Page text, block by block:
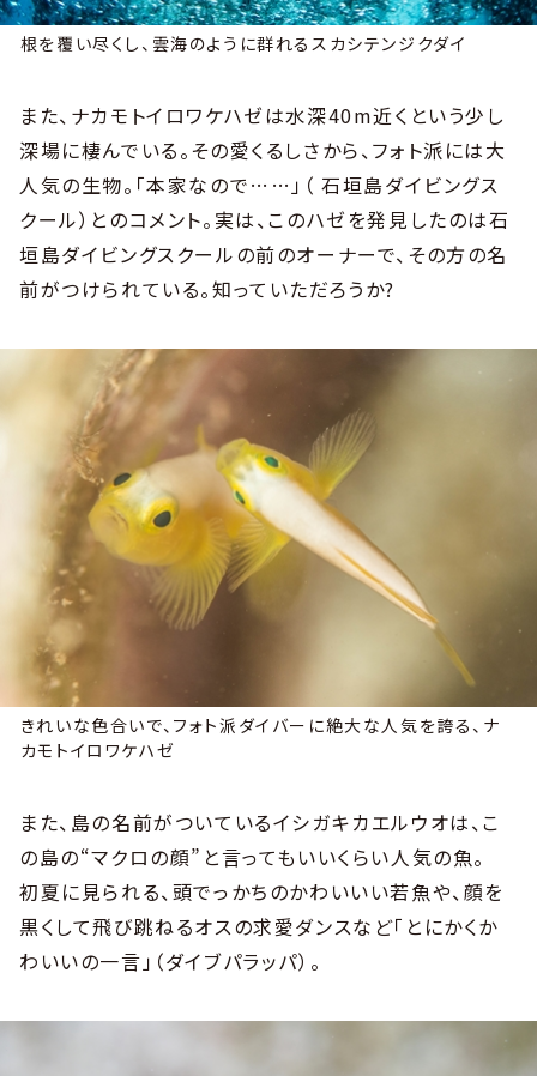
根を覆い尽くし、雲海のように群れるスカシテンジクダイ
また、ナカモトイロワケハゼは水深40m近くという少し
深場に棲んでいる。その愛くるしさから、フォト派には大
人気の生物。「本家なので……」（ 石垣島ダイビングス
クール）とのコメント。実は、このハゼを発見したのは石
垣島ダイビングスクールの前のオーナーで、その方の名
前がつけられている。知っていただろうか?
きれいな色合いで、フォト派ダイバーに絶大な人気を誇る、ナ
カモトイロワケハゼ
また、島の名前がついているイシガキカエルウオは、こ
の島の“マクロの顔”と言ってもいいくらい人気の魚。
初夏に見られる、頭でっかちのかわいいい若魚や、顔を
黒くして飛び跳ねるオスの求愛ダンスなど「とにかくか
わいいの一言」（ダイブパラッパ）。